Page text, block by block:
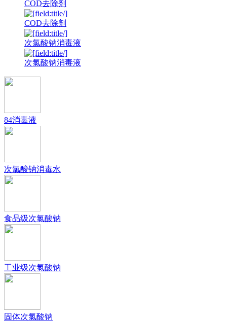
COD去除剂
COD去除剂
次氯酸钠消毒液
次氯酸钠消毒液
84消毒液
次氯酸钠消毒水
食品级次氯酸钠
工业级次氯酸钠
固体次氯酸钠